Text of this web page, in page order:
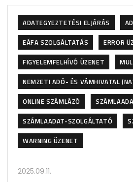
ADATEGYEZTETÉSI ELJÁRÁS
EÁFA SZOLGÁLTATÁS
ERROR
FIGYELEMFELHÍVÓ ÜZENET
NEMZETI ADÓ- ÉS VÁMHIVATAL
ONLINE SZÁMLÁZÓ
SZÁMLAADAT-SZOLGÁLTATÓ
WARNING ÜZENET
2025.09.11.